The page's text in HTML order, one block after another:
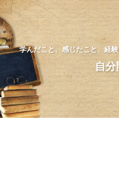
学んだこと、感じたこと、経
自分